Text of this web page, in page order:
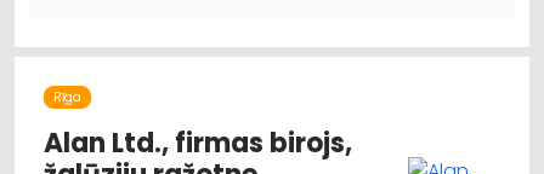
Rīga
Alan Ltd., firmas birojs,